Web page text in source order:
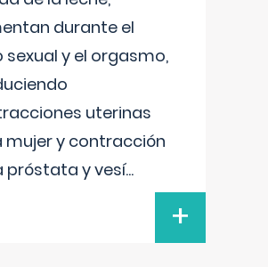
durante el
sexual y el orgasmo,
uterinas
mujer y contracción
próstata y vesí...
+